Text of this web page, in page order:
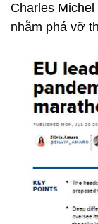
Charles
nhằm phá vỡ